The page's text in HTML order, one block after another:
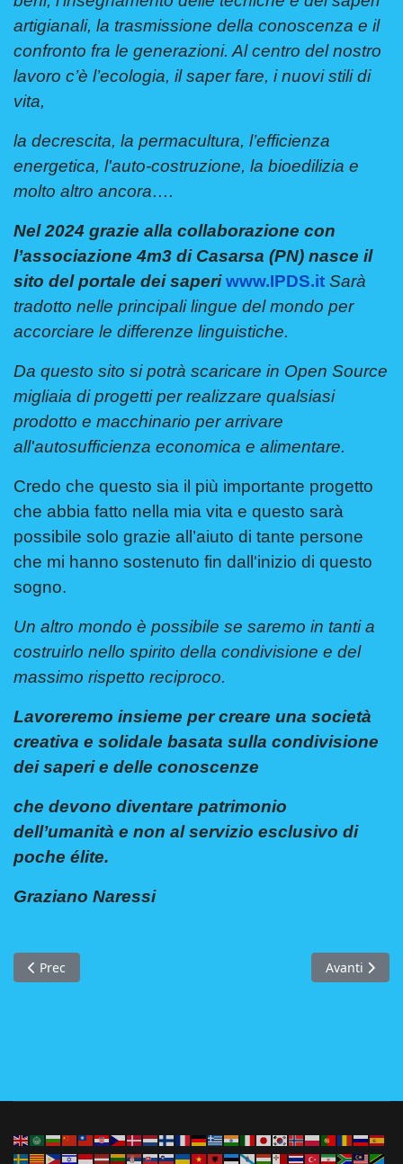
artigianali, la trasmissione della conoscenza e il
confronto fra le generazioni. Al centro del nostro
lavoro c’è l’ecologia, il saper fare, i nuovi stili di
vita,
la decrescita, la permacultura, l’efficienza
energetica, l'auto-costruzione, la bioedilizia e
molto altro ancora….
Nel 2024 grazie alla collaborazione con
l’associazione 4m3 di Casarsa (PN) nasce il
sito del portale dei saperiwww.IPDS.it Sarà
tradotto nelle principali lingue del mondo per
accorciare le differenze linguistiche.
Da questo sito si potrà scaricare in Open Source
migliaia di progetti per realizzare qualsiasi
prodotto e macchinario per arrivare
all'autosufficienza economica e alimentare.
Credo che questo sia il più importante progetto
che abbia fatto nella mia vita e questo sarà
possibile solo grazie all’aiuto di tante persone
che mi hanno sostenuto fin dall'inizio di questo
sogno.
Un altro mondo è possibile se saremo in tanti a
costruirlo nello spirito della condivisione e del
massimo rispetto reciproco.
Lavoreremo insieme per creare una società
creativa e solidale basata sulla condivisione
dei saperi e delle conoscenze
che devono diventare patrimonio
dell’umanità e non al servizio esclusivo di
poche élite.
Graziano Naressi
Articolo precedente: Obiettivi
Prec Articolo
Avanti